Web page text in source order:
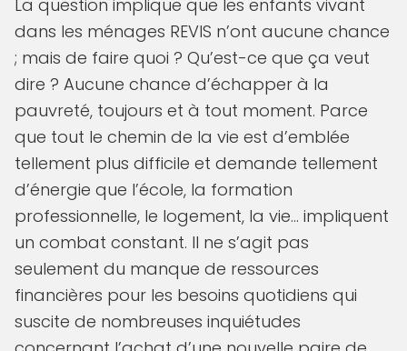
La question implique que les enfants vivant
dans les ménages REVIS n’ont aucune chance
; mais de faire quoi ? Qu’est-ce que ça veut
dire ? Aucune chance d’échapper à la
pauvreté, toujours et à tout moment. Parce
que tout le chemin de la vie est d’emblée
tellement plus difficile et demande tellement
d’énergie que l’école, la formation
professionnelle, le logement, la vie… impliquent
un combat constant. Il ne s’agit pas
seulement du manque de ressources
financières pour les besoins quotidiens qui
suscite de nombreuses inquiétudes